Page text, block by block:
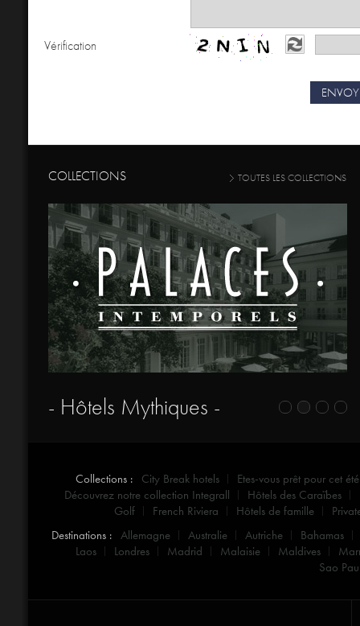
Vérification
COLLECTIONS TOUTES LES COLLECTIONS
- Hôtels Mythiques -
Collections : City Break hotels
Etes-vous prêt pour cet été
Découvrez notre collection Integrall
Hôtels des Caraïbes
Golf
French Riviera Hôtels de famille
Destinations : Allemagne Australie Autriche
Bahamas
Laos
Londres Madrid Malaisie Maldives
Sao